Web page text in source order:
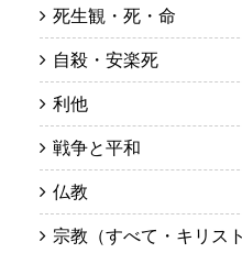
死生観・死・命
自殺・安楽死
利他
戦争と平和
仏教
宗教（すべて・キリス